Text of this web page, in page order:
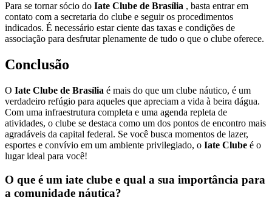
Para se tornar sócio do Iate Clube de Brasília , basta entrar em
contato com a secretaria do clube e seguir os procedimentos
indicados. É necessário estar ciente das taxas e condições de
associação para desfrutar plenamente de tudo o que o clube oferece.
Conclusão
O Iate Clube de Brasília é mais do que um clube náutico, é um
verdadeiro refúgio para aqueles que apreciam a vida à beira dágua.
Com uma infraestrutura completa e uma agenda repleta de
atividades, o clube se destaca como um dos pontos de encontro mais
agradáveis da capital federal. Se você busca momentos de lazer,
esportes e convívio em um ambiente privilegiado, o Iate Clube é o
lugar ideal para você!
O que é um iate clube e qual a sua importância para
a comunidade náutica?